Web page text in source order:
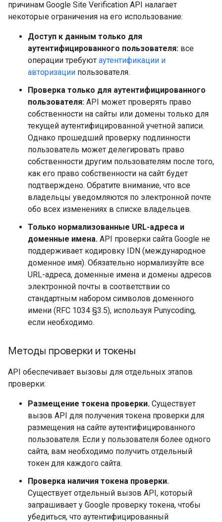
причинам Google Site Verification API налагает
некоторые ограничения на его использование:
Доступ к данным только для
аутентифицированного пользователя: все
операции требуют аутентификации и
авторизации пользователя.
Проверка только для аутентифицированного
пользователя: API может проверять право
собственности на сайты или домены только для
текущей аутентифицированной учетной записи.
Однако прошедший проверку подлинности
пользователь может делегировать право
собственности другим пользователям после того,
как его право собственности на сайт будет
подтверждено. Обратите внимание, что все
владельцы уведомляются по электронной почте
обо всех изменениях в списке владельцев.
Только нормализованные URL-адреса и
доменные имена. API проверки сайта Google не
поддерживает кодировку IDN (международное
доменное имя). Обязательно нормализуйте все
URL-адреса, доменные имена и домены адресов
электронной почты в соответствии со
стандартным набором символов доменного
имени (RFC 1034 §3.5), используя Punycoding,
если необходимо.
Методы проверки и токены
API обеспечивает вызовы для отдельных этапов
проверки:
Размещение токена проверки. Существует
вызов API для получения токена проверки для
размещения на сайте аутентифицированного
пользователя. Если у пользователя более одного
сайта, вам необходимо получить отдельный
токен для каждого сайта.
Проверка наличия токена проверки.
Существует отдельный вызов API, который
запрашивает у Google проверку токена, чтобы
убедиться, что аутентифицированный